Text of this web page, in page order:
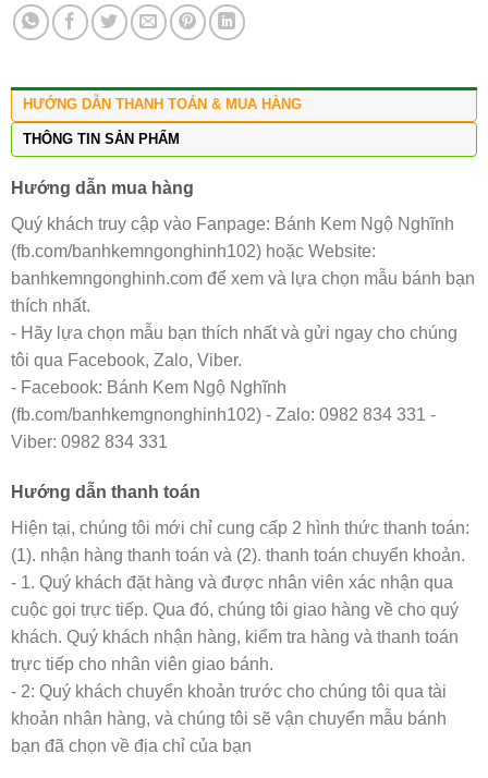
HƯỚNG DẪN THANH TOÁN & MUA HÀNG
THÔNG TIN SẢN PHẨM
Hướng dẫn mua hàng
Quý khách truy cập vào Fanpage: Bánh Kem Ngộ Nghĩnh
(fb.com/banhkemngonghinh102) hoặc Website:
banhkemngonghinh.com để xem và lựa chọn mẫu bánh bạn
thích nhất.
- Hãy lựa chọn mẫu bạn thích nhất và gửi ngay cho chúng
tôi qua Facebook, Zalo, Viber.
- Facebook: Bánh Kem Ngộ Nghĩnh
(fb.com/banhkemgnonghinh102) - Zalo: 0982 834 331 -
Viber: 0982 834 331
Hướng dẫn thanh toán
Hiện tại, chúng tôi mới chỉ cung cấp 2 hình thức thanh toán:
(1). nhận hàng thanh toán và (2). thanh toán chuyển khoản.
- 1. Quý khách đặt hàng và được nhân viên xác nhận qua
cuộc gọi trực tiếp. Qua đó, chúng tôi giao hàng về cho quý
khách. Quý khách nhận hàng, kiểm tra hàng và thanh toán
trực tiếp cho nhân viên giao bánh.
- 2: Quý khách chuyển khoản trước cho chúng tôi qua tài
khoản nhân hàng, và chúng tôi sẽ vận chuyển mẫu bánh
bạn đã chọn về địa chỉ của bạn